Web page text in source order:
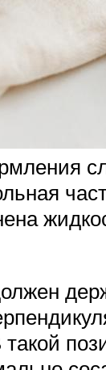
такой